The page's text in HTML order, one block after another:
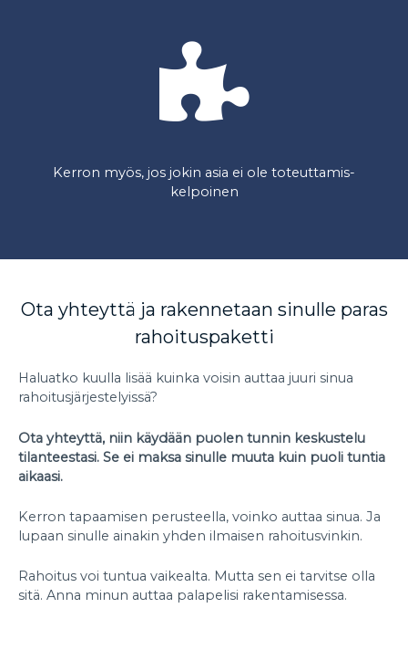
Kerron myös, jos jokin asia ei ole toteuttamis-
kelpoinen
Ota yhteyttä ja rakennetaan sinulle paras
rahoituspaketti
Haluatko kuulla lisää kuinka voisin auttaa juuri sinua
rahoitusjärjestelyissä?
Ota yhteyttä, niin käydään puolen tunnin keskustelu
tilanteestasi. Se ei maksa sinulle muuta kuin puoli tuntia
aikaasi.
Kerron tapaamisen perusteella, voinko auttaa sinua. Ja
lupaan sinulle ainakin yhden ilmaisen rahoitusvinkin.
Rahoitus voi tuntua vaikealta. Mutta sen ei tarvitse olla
sitä. Anna minun auttaa palapelisi rakentamisessa.